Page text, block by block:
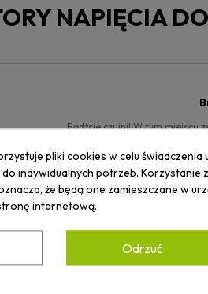
NAPIĘCIA
Bądźcie czujni! W tym miejscu
pliki cookies w celu świadczenia
indywidualnych potrzeb. Korzystanie
że będą one zamieszczane w
internetową.
Odrzuć